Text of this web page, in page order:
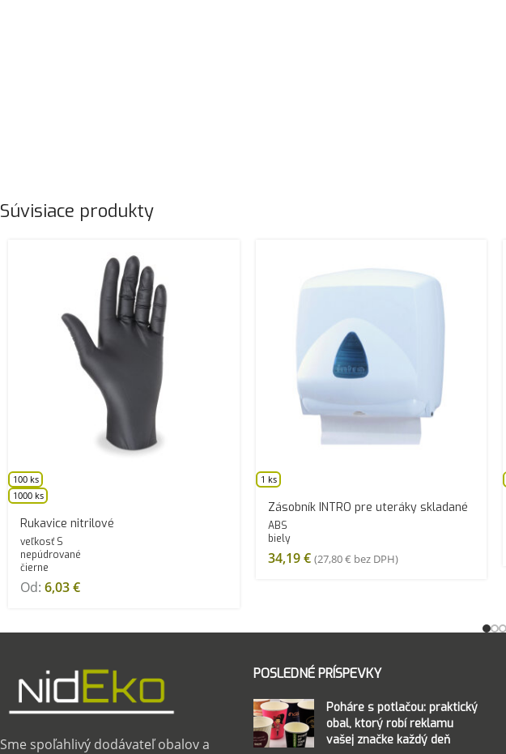
Súvisiace produkty
100 ks
1000 ks
Rukavice nitrilové
veľkosť S
nepúdrované
čierne
Od: 6,03€
1 ks
Zásobník INTRO pre uteráky skladané
ABS
biely
34,19€ (27,80€ bez DPH)
Sme spoľahlivý dodávateľ obalov a
POSLEDNÉ PRÍSPEVKY
Poháre s potlačou: praktický
obal, ktorý robí reklamu
vašej značke každý deň